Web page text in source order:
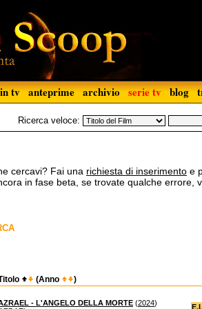
in tv anteprime archivio serie tv blog
Ricerca veloce:
cercavi? Fai una richiesta di inserimento e
in fase beta, se trovate qualche errore,
(Anno )
- L'ANGELO DELLA MORTE (2024)